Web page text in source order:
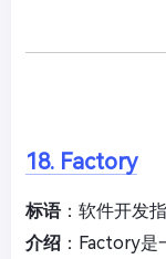
18. Factory
标语：软件开发
介绍 ：Factory